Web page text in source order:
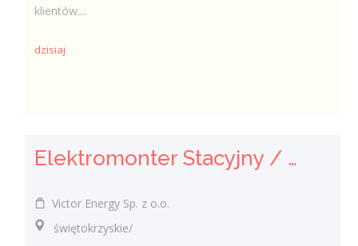
klientów....
dzisiaj
Elektromonter Stacyjny / Elektromonterka Stacyjna (K/M)
Victor Energy Sp. z o.o.
świętokrzyskie/